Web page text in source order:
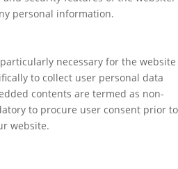
personal information.
necessary for the website
to collect user personal data
contents are termed as non-
to procure user consent prior to
website.